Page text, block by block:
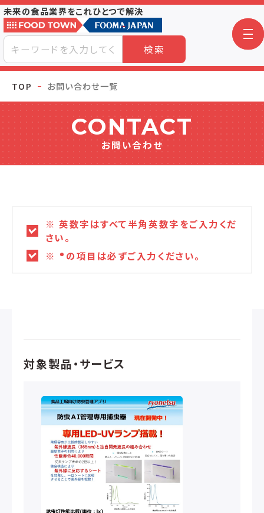
未来の食品業界をこれひとつで解決
検索
TOP お問い合わせ一覧
CONTACT
お問い合わせ
※ 英数字はすべて半角英数字をご入力くだ
さい。
※ の項目は必ずご入力ください。
対象製品・サービス